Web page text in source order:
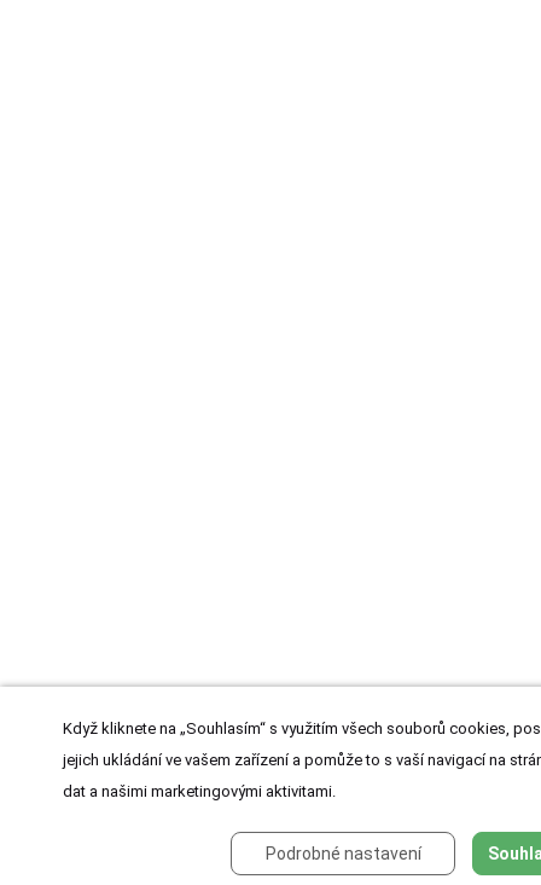
Když kliknete na „Souhlasím“ s využitím všech souborů cookies,
jejich ukládání ve vašem zařízení a pomůže to s vaší navigací na
dat a našimi marketingovými aktivitami.
Podrobné nastavení